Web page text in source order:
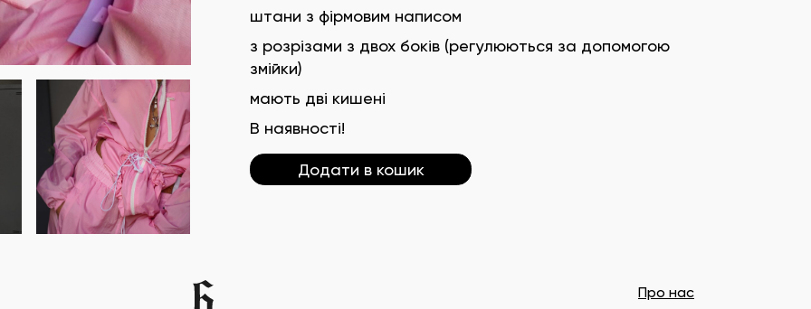
штани з фірмовим написом
з розрізами з двох боків (регулюються за допомогою
змійки)
мають дві кишені
В наявності!
Додати в кошик
Про нас